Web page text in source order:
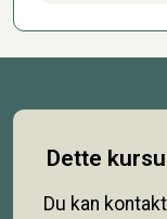
Dette
Du kan